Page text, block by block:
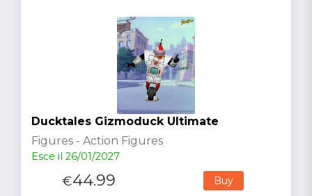
Ducktales Gizmoduck Ultimate
Figures - Action Figures
Esce il 26/01/2027
€44.99 Buy